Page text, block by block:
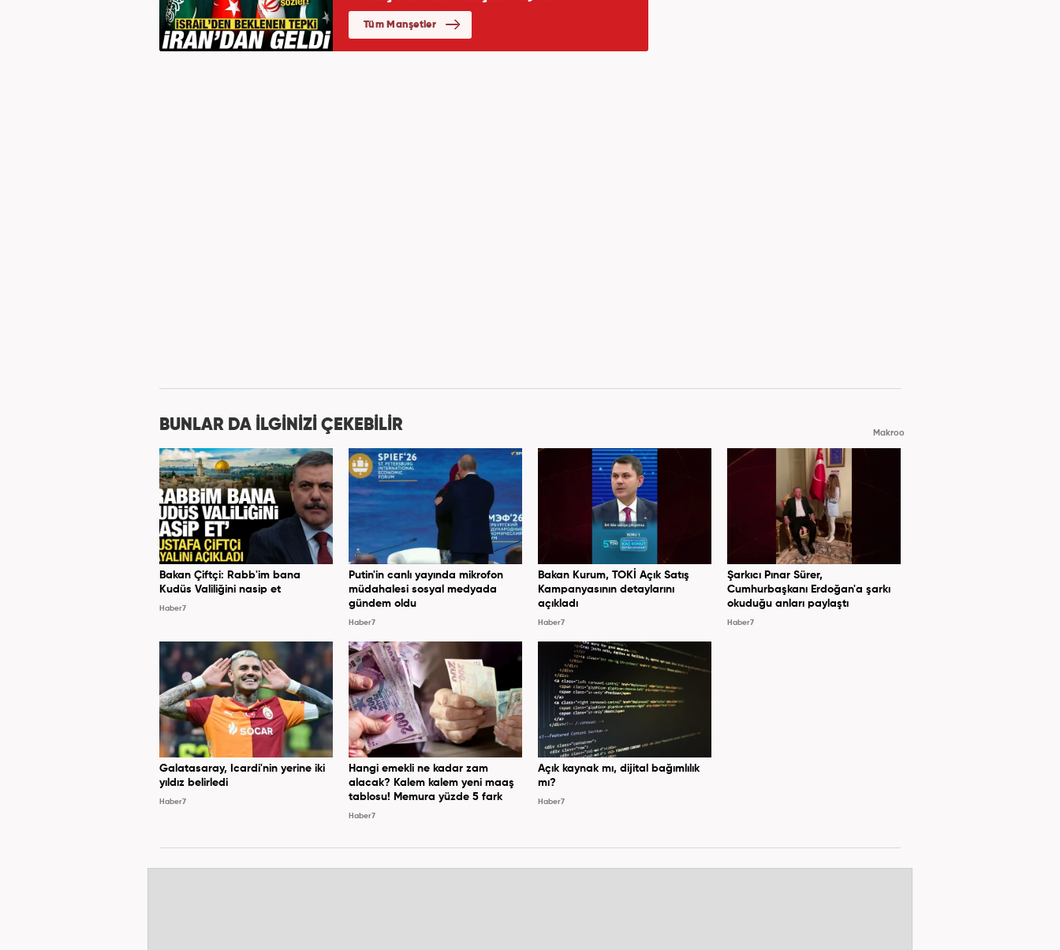
BUNLAR DA İLGİNİZİ ÇEKEBİLİR Makroo
Bakan Çiftçi: Rabb'im bana
Kudüs Valiliğini nasip et
Haber7
Putin'in canlı yayında mikrofon
müdahalesi sosyal medyada
gündem oldu
Haber7
Bakan Kurum, TOKİ Açık Satış
Kampanyasının detaylarını
açıkladı
Haber7
Şarkıcı Pınar Sürer,
Cumhurbaşkanı Erdoğan'a şarkı
okuduğu anları paylaştı
Haber7
Galatasaray, Icardi'nin yerine iki
yıldız belirledi
Haber7
Hangi emekli ne kadar zam
alacak? Kalem kalem yeni maaş
tablosu! Memura yüzde 5 fark
Haber7
Açık kaynak mı, dijital bağımlılık
mı?
Haber7